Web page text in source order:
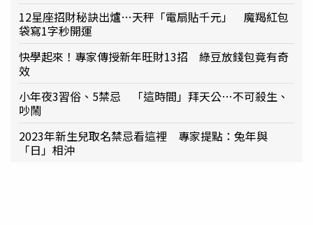
12星座招財秘訣出爐…天秤「電扇貼千元」 魔羯紅包
袋寫1字秒開運
快學起來！專家傳授新年旺財13招 綠豆放錢包竟有奇
效
小年夜3習俗、5禁忌 「這時間」拜天公…不可殺生、
吵鬧
2023年新生兒取名禁忌看這裡 專家提點：兔年與
「日」相沖